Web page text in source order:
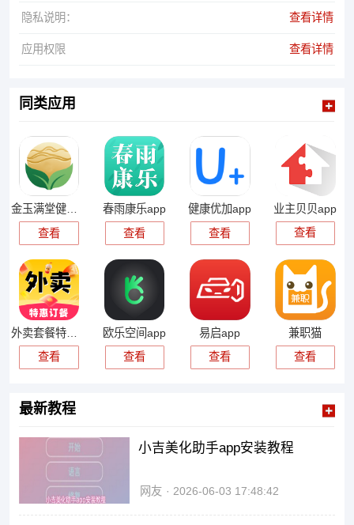
隐私说明： 查看详情
应用权限 查看详情
同类应用
金玉满堂健康app
查看
春雨康乐app
查看
健康优加app
查看
业主贝贝app
查看
外卖套餐特惠app
查看
欧乐空间app
查看
易启app
查看
兼职猫
查看
最新教程
小吉美化助手app安装教程
网友 2026-06-03 17:48:42